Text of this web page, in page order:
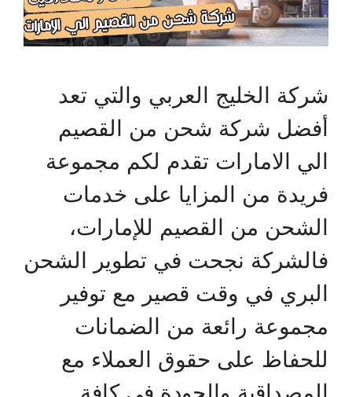
شركة الخليج العربي والتي تعد
أفضل شركة شحن من القصيم
الي الامارات تقدم لكم مجموعة
فريدة من المزايا على خدمات
الشحن من القصيم للإمارات،
فالشركة نجحت في تطوير الشحن
البري في وقت قصير مع توفير
مجموعة رائعة من الضمانات
للحفاظ على حقوق العملاء مع